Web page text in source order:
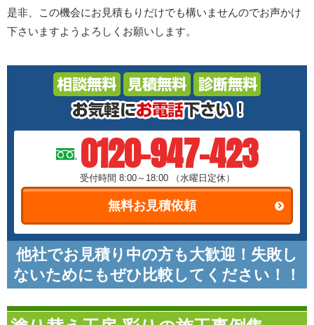
是非、この機会にお見積もりだけでも構いませんのでお声かけ
下さいますようよろしくお願いします。
0120-947-423
受付時間 8:00～18:00 （水曜日定休）
無料お見積依頼
他社でお見積り中の方も大歓迎！失敗し
ないためにもぜひ比較してください！！